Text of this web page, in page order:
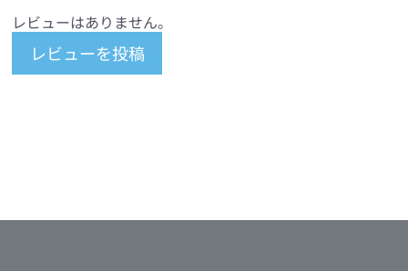
レビューはありません。
レビューを投稿